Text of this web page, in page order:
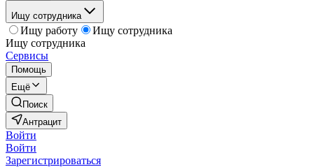
Ищу сотрудника
Ищу работу
Ищу сотрудника
Ищу сотрудника
Сервисы
Помощь
Ещё
Поиск
Антрацит
Войти
Войти
Зарегистрироваться